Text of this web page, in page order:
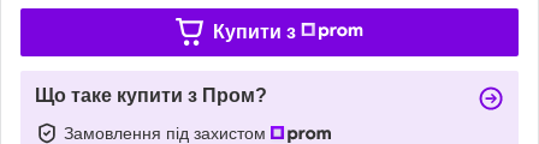
Купити з
Що таке купити з Пром?
Замовлення під захистом